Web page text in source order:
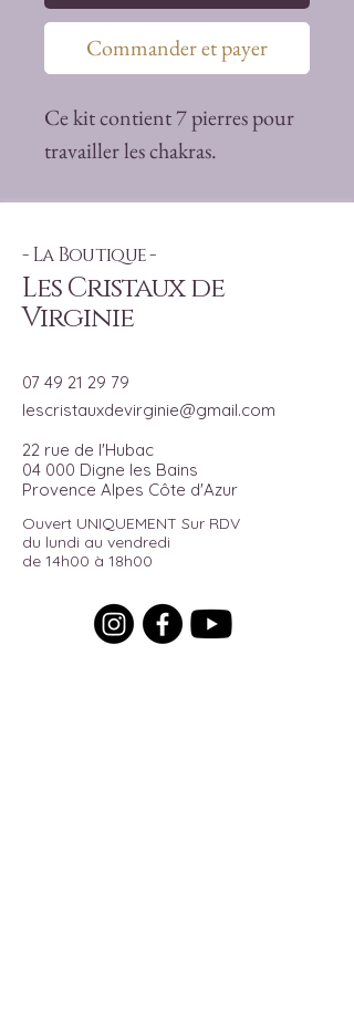
Commander et payer
Ce kit contient 7 pierres pour
travailler les chakras.
- La Boutique -
Les Cristaux de
Virginie
07 49 21 29 79
lescristauxdevirginie@gmail.com
22 rue de l'Hubac
04 000 Digne les Bains
Provence Alpes Côte d'Azur
Ouvert UNIQUEMENT Sur RDV
du lundi au vendredi
de 14h00 à 18h00